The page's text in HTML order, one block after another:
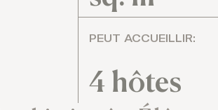
PEUT ACCUEILLIR:
4 hôtes